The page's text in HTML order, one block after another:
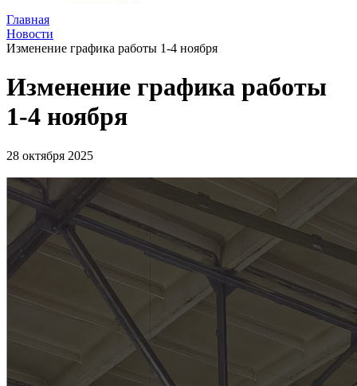
Главная
Новости
Изменение графика работы 1-4 ноября
Изменение графика работы
1-4 ноября
28 октября 2025